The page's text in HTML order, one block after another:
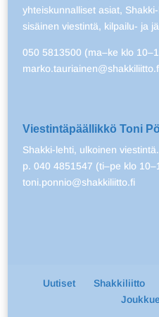
yhteiskunnalliset asiat,
sisäinen viestintä, kilpailu- ja
050 5813500 (ma–ke klo
Viestintäpäällikkö Toni
Shakki-lehti, ulkoinen viestintä.
p. 040 4851547 (ti–pe klo
toni.ponnio@shakkiliitto.fi
Uutiset Shakkiliitto